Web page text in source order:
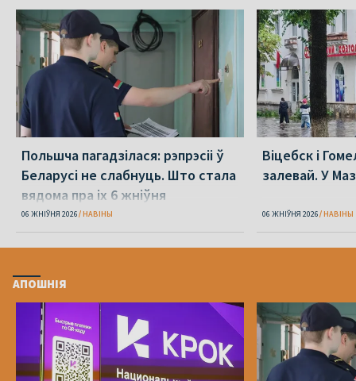
Польшча пагадзілася: рэпрэсіі ў
Беларусі не слабнуць. Што стала
вядома пра іх 6 жніўня
06 ЖНІЎНЯ 2026 НАВІНЫ
Віцебск і
залевай. У
06 ЖНІЎНЯ 2026 НАВІНЫ
АПОШНІЯ